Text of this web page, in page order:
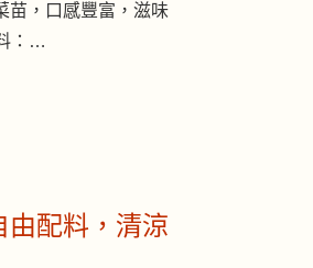
苗，口感豐富，滋味
：…
由配料，清涼